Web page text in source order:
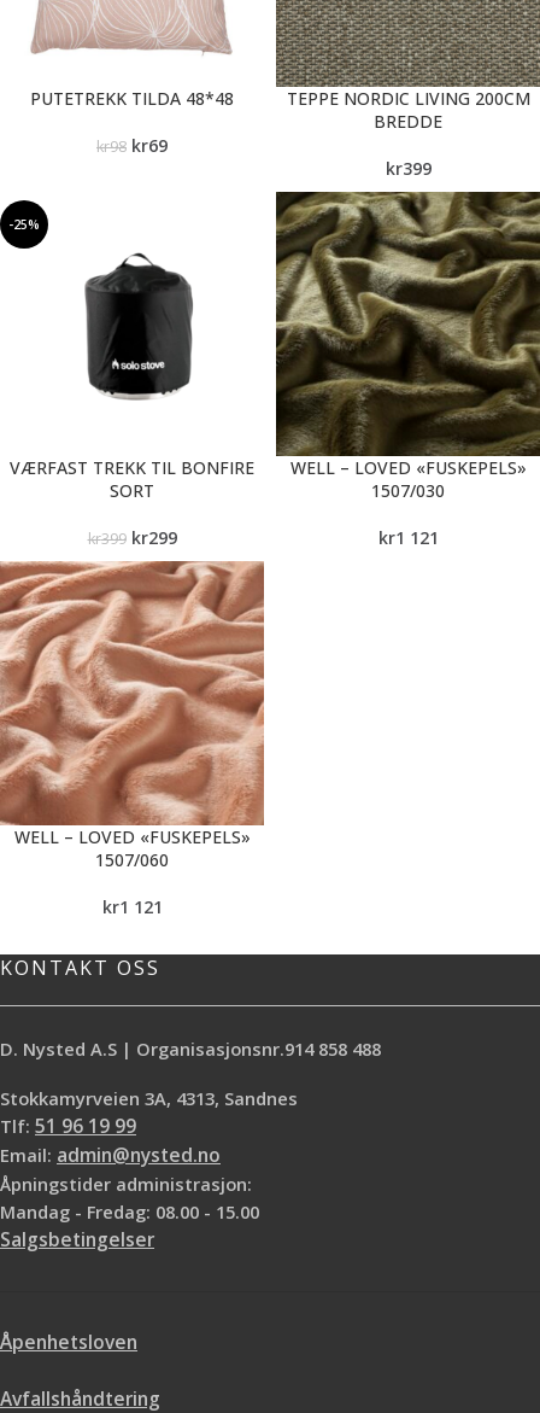
PUTETREKK TILDA 48*48
kr98 kr69
TEPPE NORDIC LIVING 200CM
BREDDE
kr399
-25%
VÆRFAST TREKK TIL BONFIRE
SORT
kr399 kr299
WELL – LOVED «FUSKEPELS»
1507/030
kr1 121
WELL – LOVED «FUSKEPELS»
1507/060
kr1 121
KONTAKT OSS
D. Nysted A.S | Organisasjonsnr.914 858 488
Stokkamyrveien 3A, 4313, Sandnes
Tlf: 51 96 19 99
Email: admin@nysted.no
Åpningstider administrasjon:
Mandag - Fredag: 08.00 - 15.00
Salgsbetingelser
Åpenhetsloven
Avfallshåndtering